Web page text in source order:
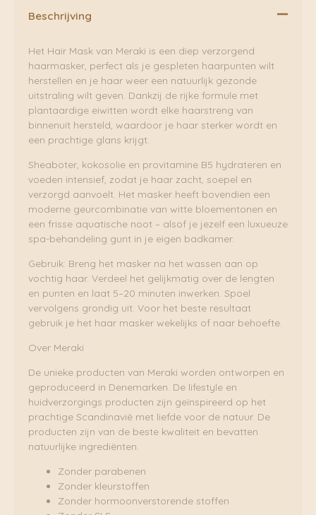
Beschrijving
Het Hair Mask van Meraki is een diep verzorgend
haarmasker, perfect als je gespleten haarpunten wilt
herstellen en je haar weer een natuurlijk gezonde
uitstraling wilt geven. Dankzij de rijke formule met
plantaardige eiwitten wordt elke haarstreng van
binnenuit hersteld, waardoor je haar sterker wordt en
een prachtige glans krijgt.
Sheaboter, kokosolie en provitamine B5 hydrateren en
voeden intensief, zodat je haar zacht, soepel en
verzorgd aanvoelt. Het masker heeft bovendien een
moderne geurcombinatie van witte bloementonen en
een frisse aquatische noot – alsof je jezelf een luxueuze
spa-behandeling gunt in je eigen badkamer.
Gebruik: Breng het masker na het wassen aan op
vochtig haar. Verdeel het gelijkmatig over de lengten
en punten en laat 5–20 minuten inwerken. Spoel
vervolgens grondig uit. Voor het beste resultaat
gebruik je het haar masker wekelijks of naar behoefte.
Over Meraki
De unieke producten van Meraki worden ontworpen en
geproduceerd in Denemarken. De lifestyle en
huidverzorgings producten zijn geïnspireerd op het
prachtige Scandinavië met liefde voor de natuur. De
producten zijn van de beste kwaliteit en bevatten
natuurlijke ingrediënten.
Zonder parabenen
Zonder kleurstoffen
Zonder hormoonverstorende stoffen